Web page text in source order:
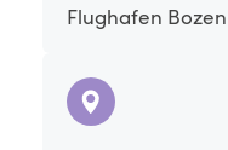
Flughafen Bozen